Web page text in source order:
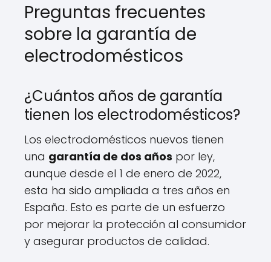
Preguntas frecuentes
sobre la garantía de
electrodomésticos
¿Cuántos años de garantía
tienen los electrodomésticos?
Los electrodomésticos nuevos tienen
una garantía de dos años por ley,
aunque desde el 1 de enero de 2022,
esta ha sido ampliada a tres años en
España. Esto es parte de un esfuerzo
por mejorar la protección al consumidor
y asegurar productos de calidad.